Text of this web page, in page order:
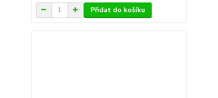
Přidat do košíku